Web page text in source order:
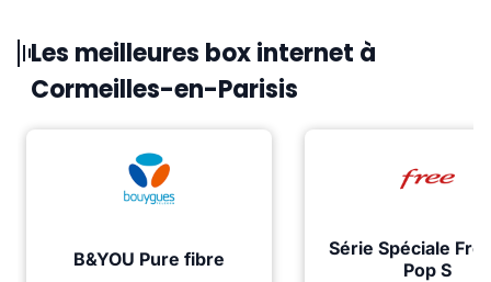
Les meilleures box internet à
Cormeilles-en-Parisis
B&YOU Pure fibre
Série Spéciale
Pop S